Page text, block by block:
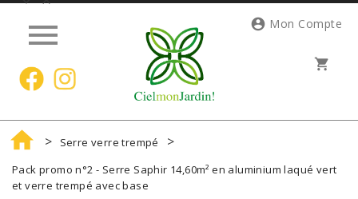

shopping_cart
 Mon Compte

Serre verre trempé
Pack promo n°2 - Serre Saphir 14,60m² en aluminium laqué vert
et verre trempé avec base